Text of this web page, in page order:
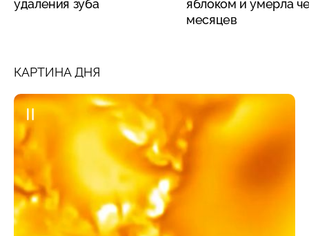
удаления зуба
яблоком и умерла
месяцев
КАРТИНА ДНЯ